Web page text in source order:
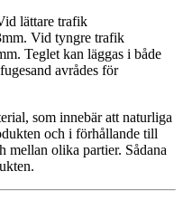
lättare trafik
Vid tyngre trafik
Teglet kan läggas i både
avrådes för
som innebär att naturliga
och i förhållande till
mellan olika partier. Sådana